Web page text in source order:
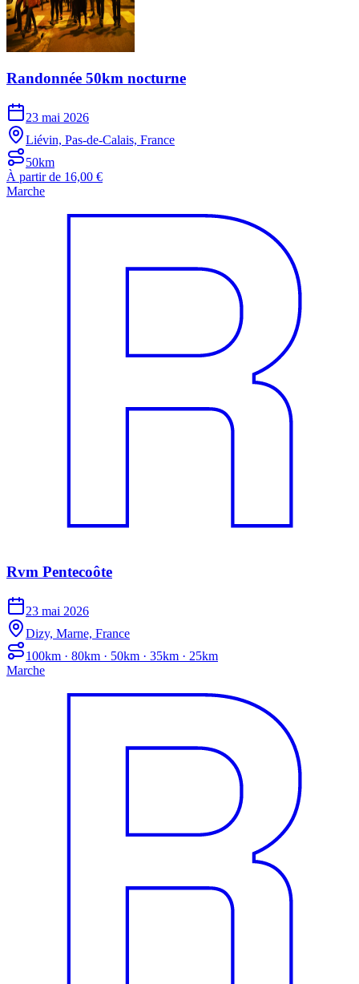
Randonnée 50km nocturne
23 mai 2026
Liévin, Pas-de-Calais, France
50km
À partir de 16,00 €
Marche
Rvm Pentecoôte
23 mai 2026
Dizy, Marne, France
100km · 80km · 50km · 35km · 25km
Marche